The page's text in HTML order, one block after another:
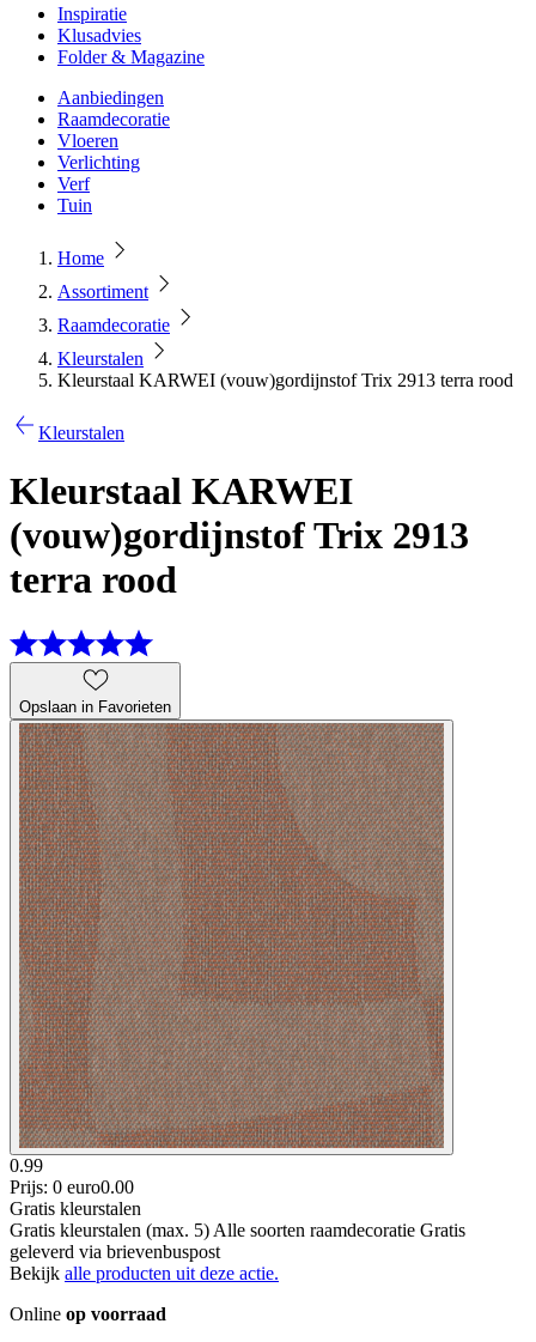
Inspiratie
Klusadvies
Folder & Magazine
Aanbiedingen
Raamdecoratie
Vloeren
Verlichting
Verf
Tuin
Home
Assortiment
Raamdecoratie
Kleurstalen
Kleurstaal KARWEI (vouw)gordijnstof Trix 2913 terra rood
Kleurstalen
Kleurstaal KARWEI
(vouw)gordijnstof Trix 2913
terra rood
Opslaan in Favorieten
0.99
Prijs: 0 euro0.00
Gratis kleurstalen
Gratis kleurstalen (max. 5) Alle soorten raamdecoratie Gratis
geleverd via brievenbuspost
Bekijk alle producten uit deze actie.
Online op voorraad